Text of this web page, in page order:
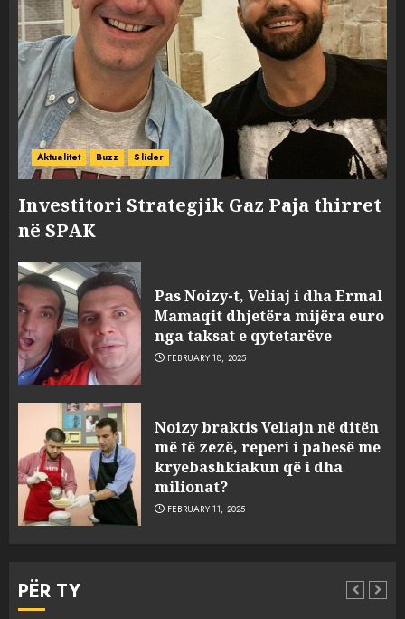
Aktualitet Buzz Slider
Investitori Strategjik Gaz Paja thirret
në SPAK
Pas Noizy-t, Veliaj i dha Ermal
Mamaqit dhjetëra mijëra euro
nga taksat e qytetarëve
FEBRUARY 18, 2025
Noizy braktis Veliajn në ditën
më të zezë, reperi i pabesë me
kryebashkiakun që i dha
milionat?
FEBRUARY 11, 2025
PËR TY
3
sulmuan “One Albania”,
ngjarja u fsheh. A u vodhën
serverat?
MARCH 25, 2025